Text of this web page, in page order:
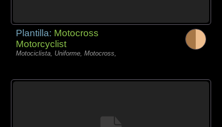
Plantilla: Motocross
Motorcyclist
Motociclista, Uniforme, Motocross,